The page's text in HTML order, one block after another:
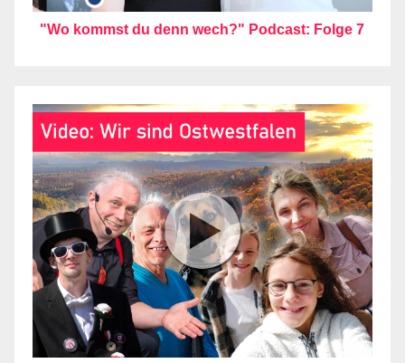
"Wo kommst du denn wech?" Podcast: Folge 7